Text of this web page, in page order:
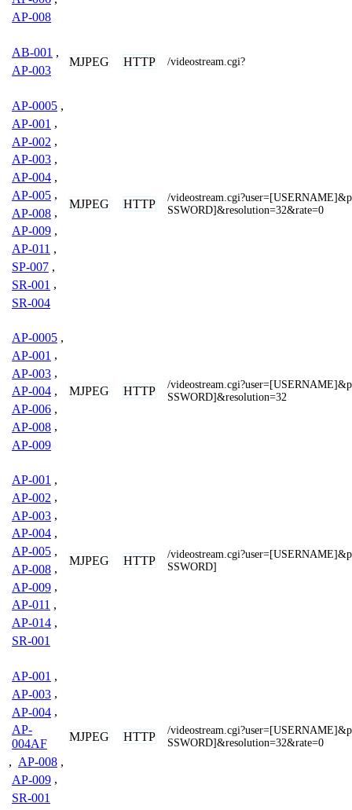
AP-008
AB-001 ,
AP-003
MJPEG HTTP /videostream.cgi?
AP-0005 ,
AP-001 ,
AP-002 ,
AP-003 ,
AP-004 ,
AP-005 ,
AP-008 ,
AP-009 ,
AP-011 ,
SP-007 ,
SR-001 ,
SR-004
MJPEG HTTP
/
SSWORD]&resolution=32&rate=0
AP-0005 ,
AP-001 ,
AP-003 ,
AP-004 ,
AP-006 ,
AP-008 ,
AP-009
MJPEG HTTP
/
SSWORD]&resolution=32
AP-001 ,
AP-002 ,
AP-003 ,
AP-004 ,
AP-005 ,
AP-008 ,
AP-009 ,
AP-011 ,
AP-014 ,
SR-001
MJPEG HTTP
/
SSWORD]
AP-001 ,
AP-003 ,
AP-004 ,
AP-
004AF
, AP-008 ,
AP-009 ,
SR-001
MJPEG HTTP
/
SSWORD]&resolution=32&rate=0